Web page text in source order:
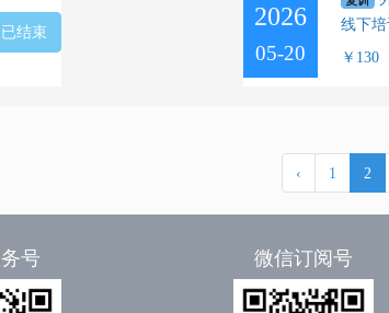
已结束
2026
05-20
线下
￥130
‹ 1 2
号 微信订阅号